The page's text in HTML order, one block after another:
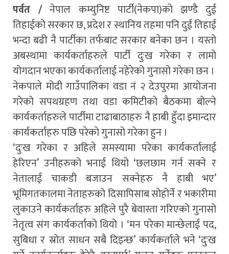
पर्वत /नेपाल कम्युनिष्ट पार्टी(नेकपा)को झण्डै दुई
तिहाईको सरकार छ, प्रदेश र स्थानिय तहमा पनि दुई तिहाई
भन्दा बढी नै पार्टीका तर्फबाट सरकार बनेका छन । यस्तो
अबस्थामा कार्यकर्ताहरुले पार्टी दुःख गरेका र लामो
योगदान भएका कार्यकर्तालाई नहेरेको गुनासो गरेका छन ।
नेकपाले मोदी गाउँपालिका वडा नं २ देउपुरमा आयोजना
गरेको सपथग्रहण तथा वडा कमिटीको बैठकमा बोल्ने
कार्यकर्ताहरुले पार्टीमा टाढाबाठाहरु नै हाबी हुँदा इमान्दार
कार्यकर्ताहरु पछि परेको गुनासो गरेका हुन ।
‘दुःख गरेका र अहिले समस्यामा परेका कार्यकर्तालाई
हेरिएन’ उनीहरुको भनाई थियो ‘छलछाम गर्न सक्ने र
नेतालाई चाकडी बजाउन सक्नेहरु नै हाबी भए’
भूमिगतकालमा नेताहरुको दिसापिसाब सोहोर्ने र भकारीमा
लुकाउने कार्यकर्ताहरु अहिले पुरै बेवास्ता गरिएको गुनासो
नेतृत्व संग कार्यकर्ताको थियो । ‘मन परेका मान्छेलाई पद,
सुबिधा र स्रोत साधन सबै दिइन्छ’ कार्यकर्ताले भने ‘दुःख